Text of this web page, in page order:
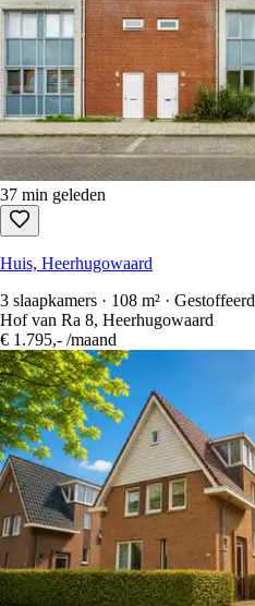
37 min geleden
Huis, Heerhugowaard
3 slaapkamers · 108 m² · Gestoffeerd
Hof van Ra 8, Heerhugowaard
€ 1.795,- /maand